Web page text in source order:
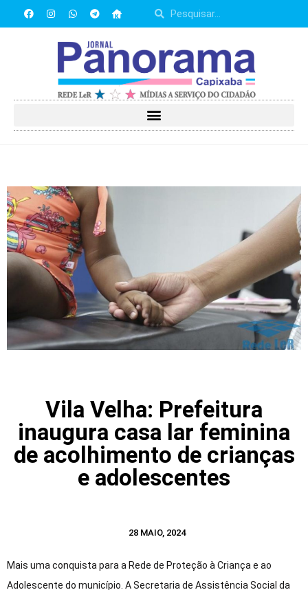
Vila Velha: Prefeitura
inaugura casa lar feminina
de acolhimento de crianças
e adolescentes
28 MAIO, 2024
Mais uma conquista para a Rede de Proteção à Criança e ao
Adolescente do município. A Secretaria de Assistência Social da